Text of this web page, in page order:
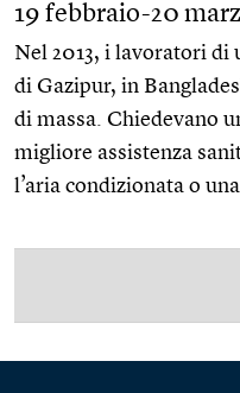
19 febbraio-20
Nel 2013, i lavoratori di
di Gazipur, in
di massa. Chiedevano
migliore assistenza
l’aria condizionata o